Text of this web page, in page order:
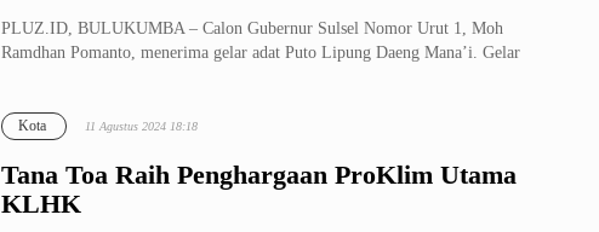
PLUZ.ID, BULUKUMBA – Calon Gubernur Sulsel Nomor Urut 1, Moh
Ramdhan Pomanto, menerima gelar adat Puto Lipung Daeng Mana’i. Gelar
Tana Toa Raih Penghargaan ProKlim Utama
KLHK
Kota 11 Agustus 2024 18:18